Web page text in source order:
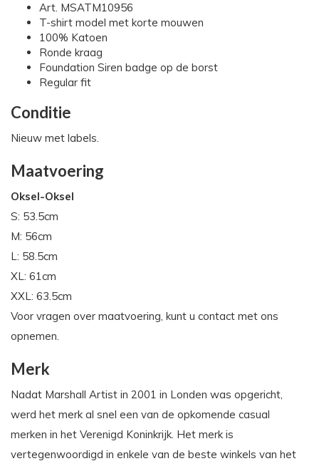
Art. MSATM10956
T-shirt model met korte mouwen
100% Katoen
Ronde kraag
Foundation Siren badge op de borst
Regular fit
Conditie
Nieuw met labels.
Maatvoering
Oksel-Oksel
S: 53.5cm
M: 56cm
L: 58.5cm
XL: 61cm
XXL: 63.5cm
Voor vragen over maatvoering, kunt u contact met ons
opnemen.
Merk
Nadat Marshall Artist in 2001 in Londen was opgericht,
werd het merk al snel een van de opkomende casual
merken in het Verenigd Koninkrijk. Het merk is
vertegenwoordigd in enkele van de beste winkels van het